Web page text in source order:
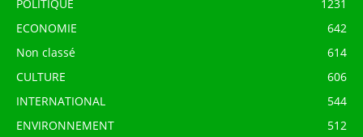
POLITIQUE
1231
ECONOMIE
642
Non classé
614
CULTURE
606
INTERNATIONAL
544
ENVIRONNEMENT
512